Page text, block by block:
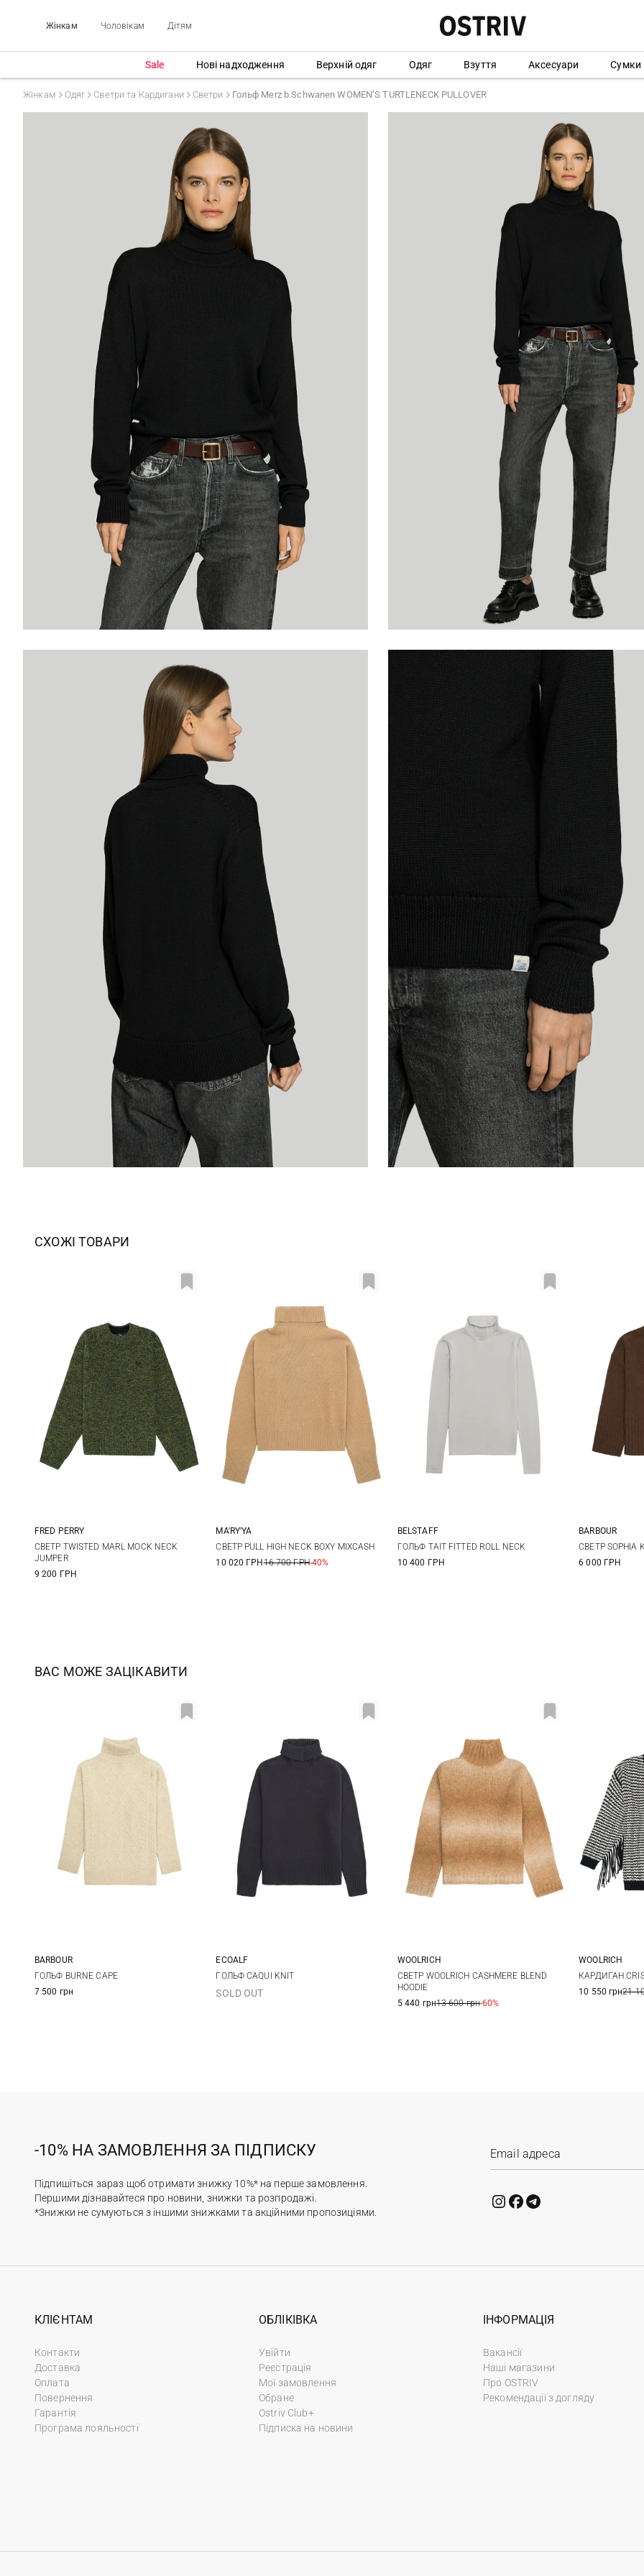
Жінкам Чоловікам Дітям
Sale Нові надходження Верхній одяг Одяг Взуття Аксесуари Сумки
Жінкам Одяг Светри та Кардигани Светри Гольф Merz b.Schwanen WOMEN‘S TURTLENECK PULLOVER
СХОЖІ ТОВАРИ
6 8 10
14
FRED PERRY
СВЕТР TWISTED MARL MOCK NECK
JUMPER
9 200 ГРН
XS S M
MA'RY'YA
СВЕТР PULL HIGH NECK BOXY MIXCASH
10 020 ГРН16 700 ГРН-40%
XS S M
BELSTAFF
ГОЛЬФ TAIT FITTED ROLL NECK
10 400 ГРН
6 8
BARBOUR
СВЕТР SOPHIA
6 000 ГРН
ВАС МОЖЕ ЗАЦІКАВИТИ
S M
BARBOUR
ГОЛЬФ BURNE CAPE
7 500 грн
XS S
ECOALF
ГОЛЬФ CAQUI KNIT
SOLD OUT
XS S M L
XL
WOOLRICH
СВЕТР WOOLRICH CASHMERE BLEND
HOODIE
5 440 грн13 600 грн-60%
S
WOOLRICH
КАРДИГАН
10 550 грн21
-10% НА ЗАМОВЛЕННЯ ЗА ПІДПИСКУ
Підпишіться зараз щоб отримати знижку 10%* на перше замовлення.
Першими дізнавайтеся про новини, знижки та розпродажі.
*Знижки не сумуються з іншими знижками та акційними пропозиціями.
КЛІЄНТАМ
Контакти
Доставка
Оплата
Повернення
Гарантія
Програма лояльності
ОБЛІКІВКА
Увійти
Реєстрація
Мої замовлення
Обране
Ostriv Club+
Підписка на новини
ІНФОРМАЦІЯ
Вакансії
Наші магазини
Про OSTRIV
Рекомендації з догляду